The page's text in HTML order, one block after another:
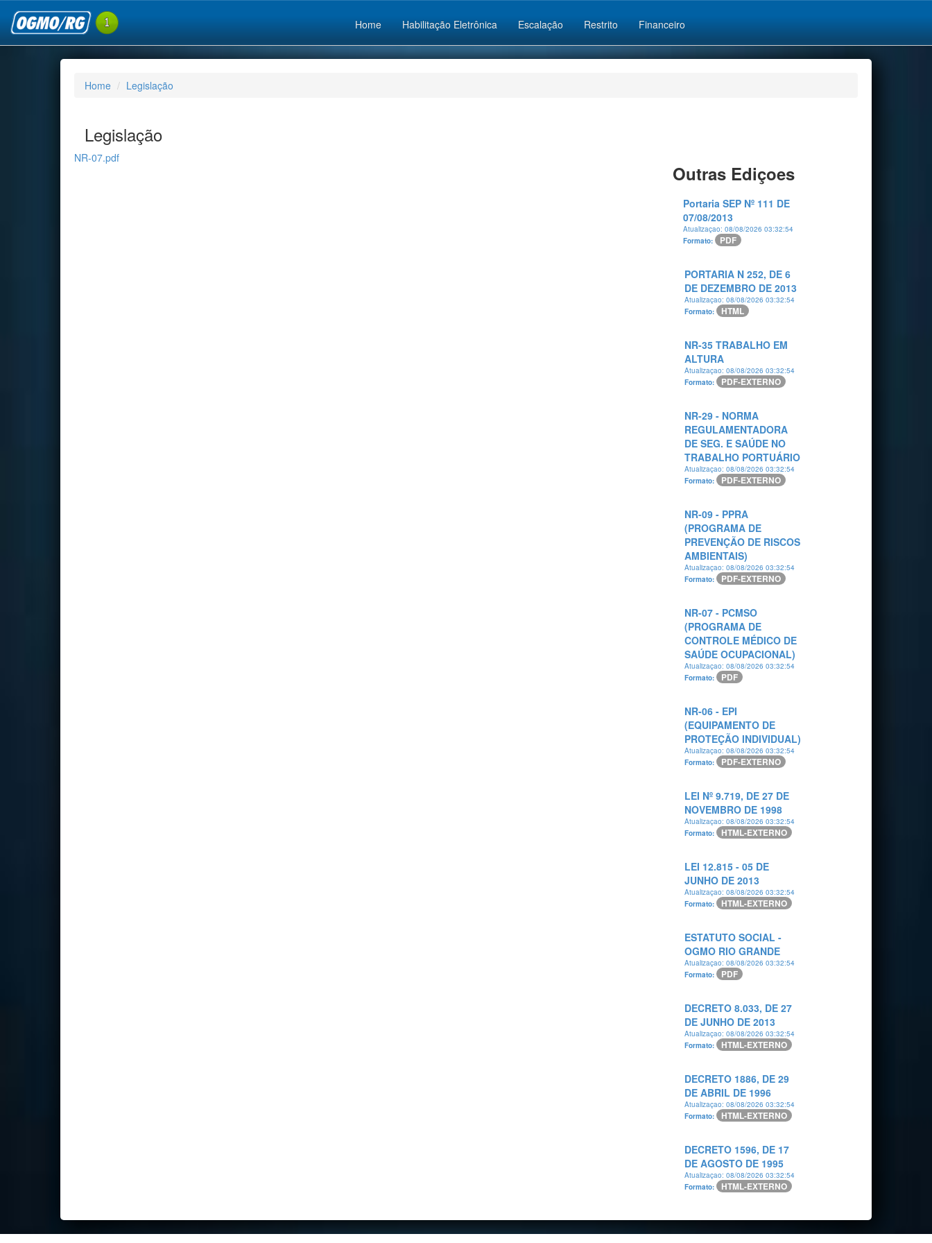
Home Habilitação Eletrônica Escalação Restrito Financeiro
Home Legislação
Legislação
Outras Ediçoes
Portaria SEP Nº 111 DE
07/08/2013
Atualizaçao: 08/08/2026 03:32:54
Formato:
PDF
PORTARIA N 252, DE 6
DE DEZEMBRO DE 2013
Atualizaçao: 08/08/2026 03:32:54
Formato:
HTML
NR-35 TRABALHO EM
ALTURA
Atualizaçao: 08/08/2026 03:32:54
Formato:
PDF-EXTERNO
NR-29 - NORMA
REGULAMENTADORA
DE SEG. E SAÚDE NO
TRABALHO PORTUÁRIO
Atualizaçao: 08/08/2026 03:32:54
Formato:
PDF-EXTERNO
NR-09 - PPRA
(PROGRAMA DE
PREVENÇÃO DE RISCOS
AMBIENTAIS)
Atualizaçao: 08/08/2026 03:32:54
Formato:
PDF-EXTERNO
NR-07 - PCMSO
(PROGRAMA DE
CONTROLE MÉDICO DE
SAÚDE OCUPACIONAL)
Atualizaçao: 08/08/2026 03:32:54
Formato:
PDF
NR-06 - EPI
(EQUIPAMENTO DE
PROTEÇÃO INDIVIDUAL)
Atualizaçao: 08/08/2026 03:32:54
Formato:
PDF-EXTERNO
LEI Nº 9.719, DE 27 DE
NOVEMBRO DE 1998
Atualizaçao: 08/08/2026 03:32:54
Formato:
HTML-EXTERNO
LEI 12.815 - 05 DE
JUNHO DE 2013
Atualizaçao: 08/08/2026 03:32:54
Formato:
HTML-EXTERNO
ESTATUTO SOCIAL -
OGMO RIO GRANDE
Atualizaçao: 08/08/2026 03:32:54
Formato:
PDF
DECRETO 8.033, DE 27
DE JUNHO DE 2013
Atualizaçao: 08/08/2026 03:32:54
Formato:
HTML-EXTERNO
DECRETO 1886, DE 29
DE ABRIL DE 1996
Atualizaçao: 08/08/2026 03:32:54
Formato:
HTML-EXTERNO
DECRETO 1596, DE 17
DE AGOSTO DE 1995
Atualizaçao: 08/08/2026 03:32:54
Formato:
HTML-EXTERNO
NR-07.pdf